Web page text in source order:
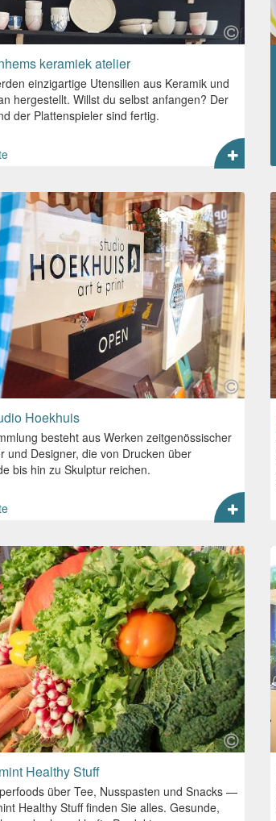
keramiek atelier
einzigartige Utensilien aus Keramik und
hergestellt. Willst du selbst anfangen? Der
der Plattenspieler sind fertig.
Hoekhuis
besteht aus Werken zeitgenössischer
und Designer, die von Drucken über
bis hin zu Skulptur reichen.
Healthy Stuff
über Tee, Nusspasten und Snacks —
Healthy Stuff finden Sie alles. Gesunde,